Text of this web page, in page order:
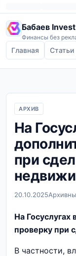
Бабаев Invest
Финансы без
Главная Статьи
АРХИВ
На
при
20.10.2025
На
проверку при
В частности,